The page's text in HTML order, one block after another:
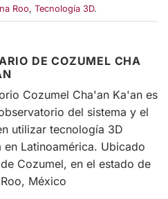
Roo, Tecnología 3D.
DE COZUMEL CHA
Cozumel Cha'an Ka'an es
del sistema y el
utilizar tecnología 3D
en Latinoamérica. Ubicado
Cozumel, en el estado de
México